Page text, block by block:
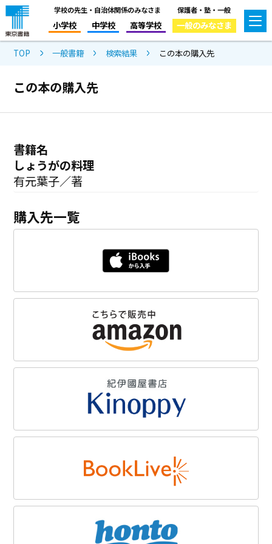
学校の先生・自治体関係のみなさま
小学校 中学校 高等学校
保護者・塾・一般
一般のみなさま
TOP 一般書籍 検索結果 この本の購入先
この本の購入先
書籍名
しょうがの料理
有元葉子／著
購入先一覧